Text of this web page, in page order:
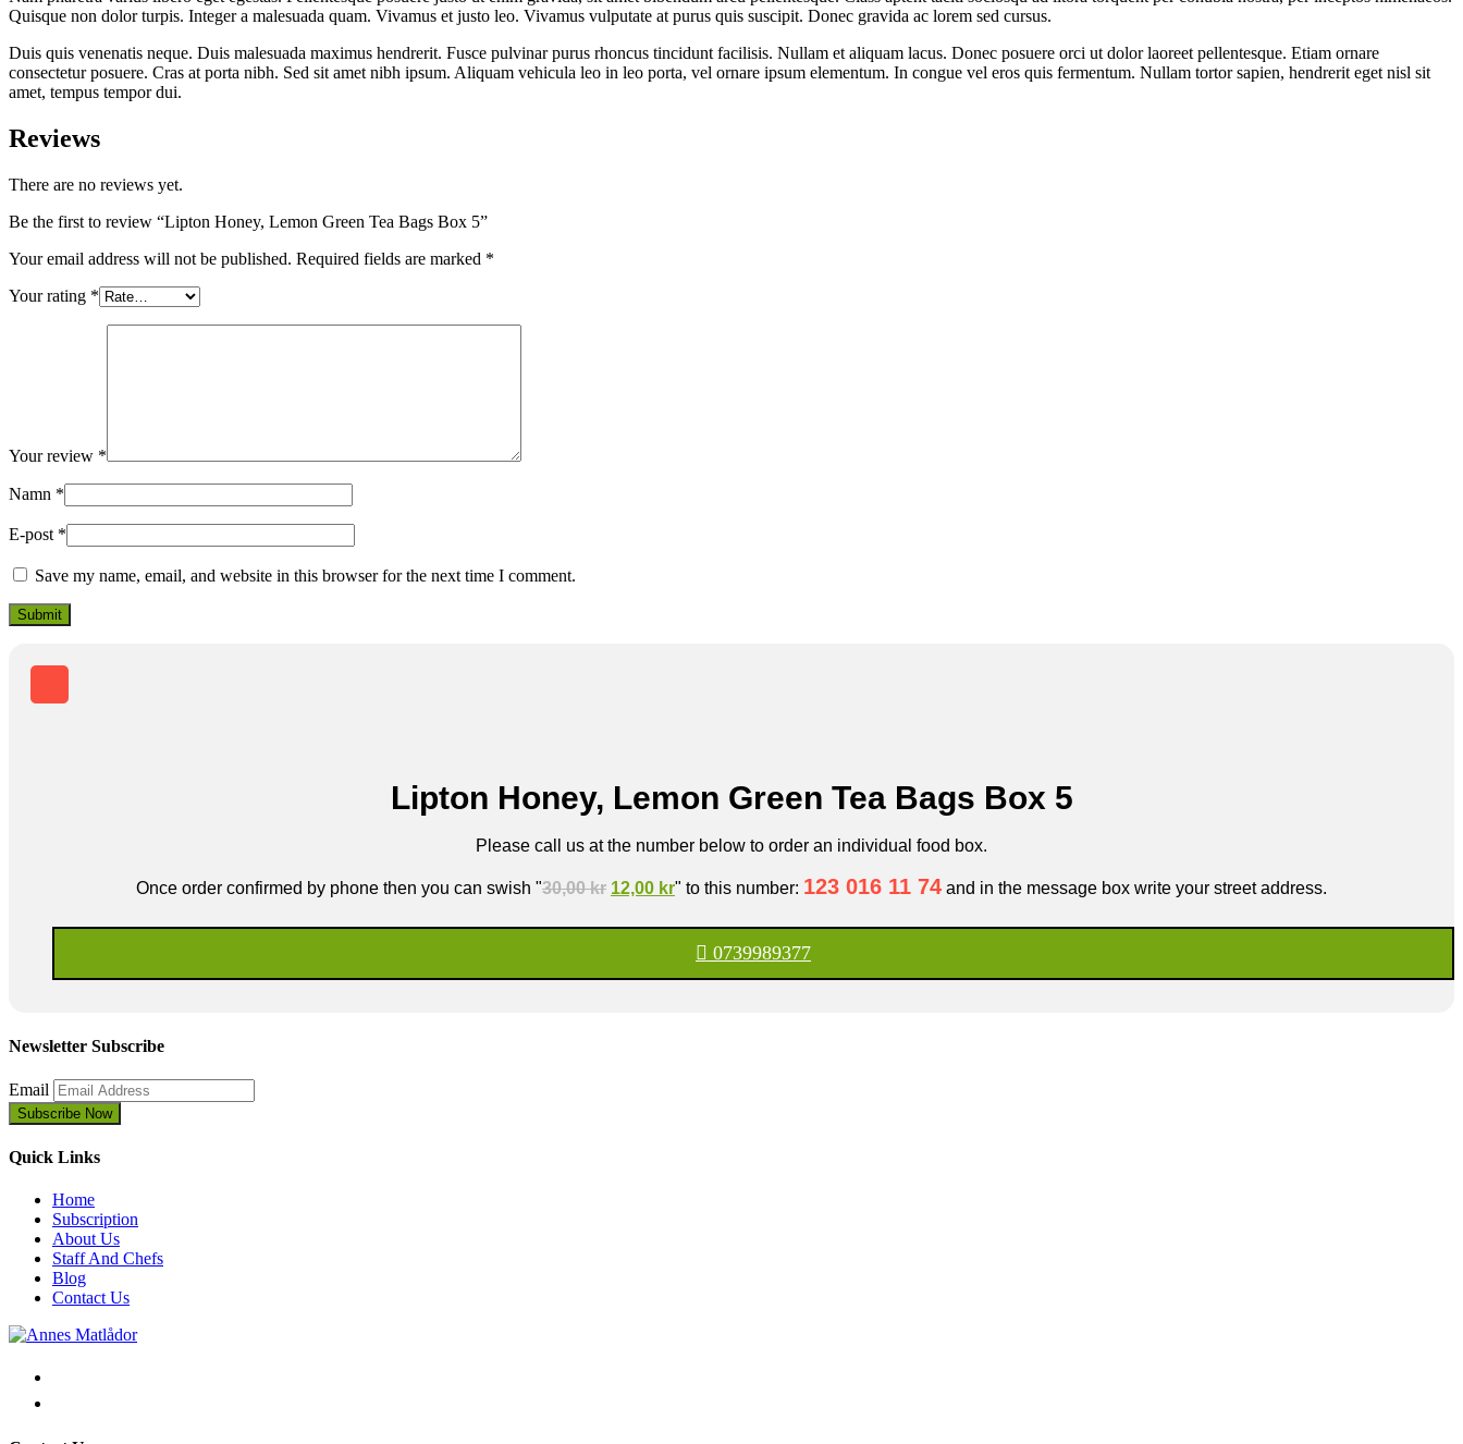
Quisque non dolor turpis. Integer a malesuada quam. Vivamus et justo leo. Vivamus vulputate at purus quis suscipit. Donec gravida ac lorem sed cursus.
Duis quis venenatis neque. Duis malesuada maximus hendrerit. Fusce pulvinar purus rhoncus tincidunt facilisis. Nullam et aliquam lacus. Donec posuere orci ut dolor laoreet pellentesque. Etiam ornare
consectetur posuere. Cras at porta nibh. Sed sit amet nibh ipsum. Aliquam vehicula leo in leo porta, vel ornare ipsum elementum. In congue vel eros quis fermentum. Nullam tortor sapien, hendrerit eget nisl sit
amet, tempus tempor dui.
Reviews
There are no reviews yet.
Be the first to review “Lipton Honey, Lemon Green Tea Bags Box 5”
Your email address will not be published. Required fields are marked *
Your rating *
Your review *
Namn *
E-post *
Save my name, email, and website in this browser for the next time I comment.
Lipton Honey, Lemon Green Tea Bags Box 5
Please call us at the number below to order an individual food box.
Once order confirmed by phone then you can swish "30,00kr Original
price
was:
12,00 krCurrent
price
is:
12,00 kr.
" to this number: 123 016 11 74 and in the message box write your street address.
0739989377
Newsletter Subscribe
Email
Quick Links
Home
Subscription
About Us
Staff And Chefs
Blog
Contact Us